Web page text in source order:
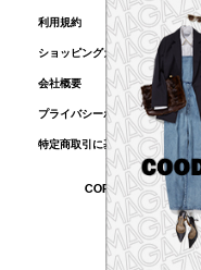
利用規約
ショッピングガイド
会社概要
プライバシーポリシー
特定商取引に基づく表記
COPYRIGHT ©